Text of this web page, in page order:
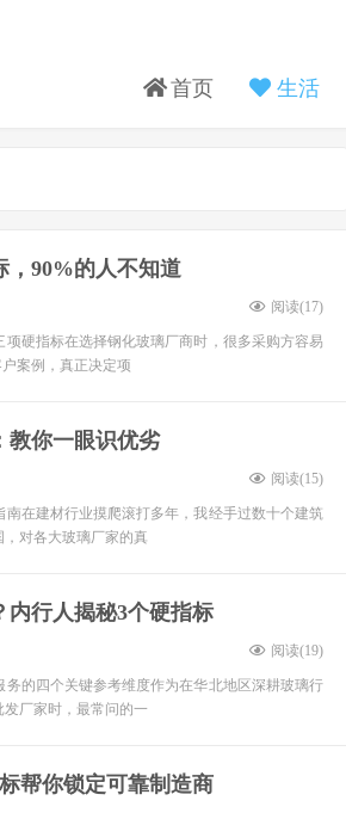
首页 生活
，90%的人不知道
阅读(17)
硬指标在选择钢化玻璃厂商时，很多采购方容易
案例，真正决定项
教你一眼识优劣
阅读(15)
在建材行业摸爬滚打多年，我经手过数十个建筑
对各大玻璃厂家的真
内行人揭秘3个硬指标
阅读(19)
的四个关键参考维度作为在华北地区深耕玻璃行
厂家时，最常问的一
帮你锁定可靠制造商